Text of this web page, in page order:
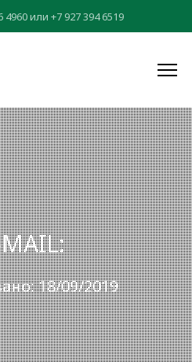
4960или +7 927 394 6519
18/09/2019